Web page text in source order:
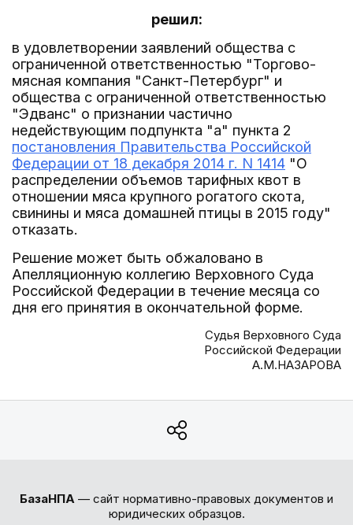
решил:
в удовлетворении заявлений общества с
ограниченной ответственностью "Торгово-
мясная компания "Санкт-Петербург" и
общества с ограниченной ответственностью
"Эдванс" о признании частично
недействующим подпункта "а" пункта 2
постановления Правительства Российской
Федерации от 18 декабря 2014 г. N 1414 "О
распределении объемов тарифных квот в
отношении мяса крупного рогатого скота,
свинины и мяса домашней птицы в 2015 году"
отказать.
Решение может быть обжаловано в
Апелляционную коллегию Верховного Суда
Российской Федерации в течение месяца со
дня его принятия в окончательной форме.
Судья Верховного Суда
Российской Федерации
А.М.НАЗАРОВА
БазаНПА — сайт нормативно-правовых документов и
юридических образцов.